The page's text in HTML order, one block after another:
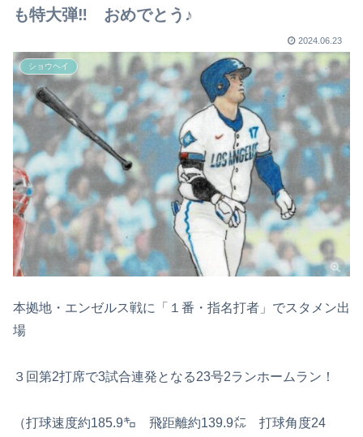
も特大弾‼ おめでとう♪
2024.06.23
ショウヘイ
本拠地・エンゼルス戦に「１番・指名打者」でスタメン出
場
３回第2打席で3試合連発となる23号2ランホームラン！
（打球速度約185.9㌔ 飛距離約139.9㍍ 打球角度24